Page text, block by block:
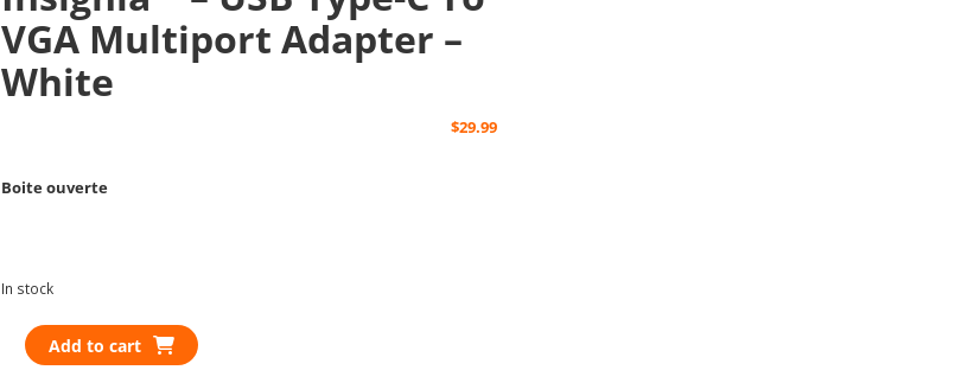
VGA Multiport Adapter –
White
$29.99
Boite ouverte
In stock
Insignia™Add to cart